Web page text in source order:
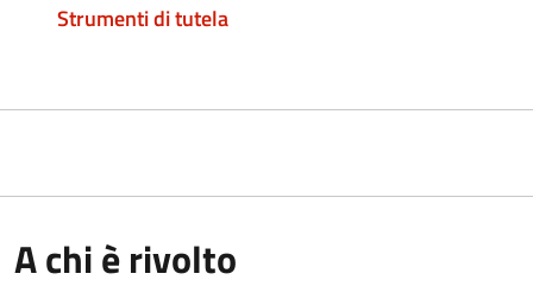
Strumenti di tutela
A chi è rivolto